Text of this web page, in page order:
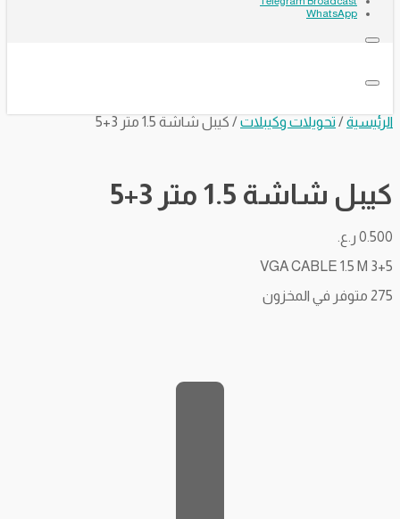
WhatsApp
الرئيسية/ تحويلات وكيبلات/ كيبل شاشة 1.5 متر 3+5
كيبل شاشة 1.5 متر 3+5
0.500 ر.ع.
VGA CABLE 1.5 M 3+5
275 متوفر في المخزون